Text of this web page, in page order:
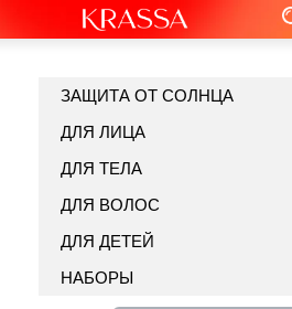
ЗАЩИТА ОТ СОЛНЦА
ДЛЯ ЛИЦА
ДЛЯ ТЕЛА
ДЛЯ ВОЛОС
ДЛЯ ДЕТЕЙ
НАБОРЫ